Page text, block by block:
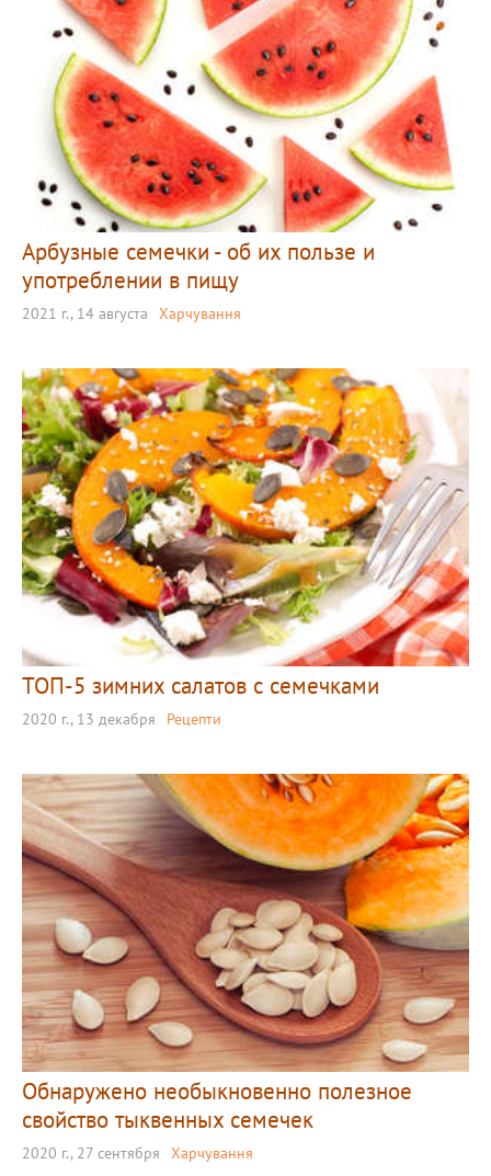
Арбузные семечки - об их пользе и
употреблении в пищу
2021 г., 14 августа Харчування
ТОП-5 зимних салатов с семечками
2020 г., 13 декабря Рецепти
Обнаружено необыкновенно полезное
свойство тыквенных семечек
2020 г., 27 сентября Харчування